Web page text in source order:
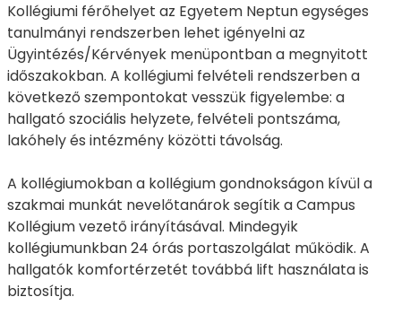
Kollégiumi férőhelyet az Egyetem Neptun egységes
tanulmányi rendszerben lehet igényelni az
Ügyintézés/Kérvények menüpontban a megnyitott
időszakokban. A kollégiumi felvételi rendszerben a
következő szempontokat vesszük figyelembe: a
hallgató szociális helyzete, felvételi pontszáma,
lakóhely és intézmény közötti távolság.
A kollégiumokban a kollégium gondnokságon kívül a
szakmai munkát nevelőtanárok segítik a Campus
Kollégium vezető irányításával. Mindegyik
kollégiumunkban 24 órás portaszolgálat működik. A
hallgatók komfortérzetét továbbá lift használata is
biztosítja.